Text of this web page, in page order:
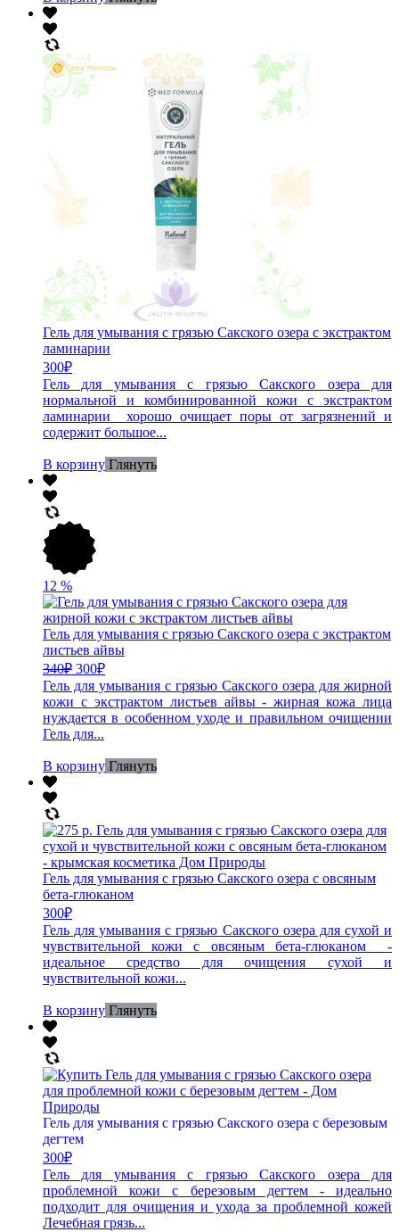
Гель для умывания с грязью Сакского озера с экстрактом
ламинарии
300₽
Гель для умывания с грязью Сакского озера для
нормальной и комбинированной кожи с экстрактом
ламинарии хорошо очищает поры от загрязнений и
содержит большое...
В корзину Глянуть
12 %
Гель для умывания с грязью Сакского озера с экстрактом
листьев айвы
340₽ 300₽
Гель для умывания с грязью Сакского озера для жирной
кожи с экстрактом листьев айвы - жирная кожа лица
нуждается в особенном уходе и правильном очищении
Гель для...
В корзину Глянуть
Гель для умывания с грязью Сакского озера с овсяным
бета-глюканом
300₽
Гель для умывания с грязью Сакского озера для сухой и
чувствительной кожи с овсяным бета-глюканом -
идеальное средство для очищения сухой и
чувствительной кожи...
В корзину Глянуть
Гель для умывания с грязью Сакского озера с березовым
дегтем
300₽
Гель для умывания с грязью Сакского озера для
проблемной кожи с березовым дегтем - идеально
подходит для очищения и ухода за проблемной кожей
Лечебная грязь...